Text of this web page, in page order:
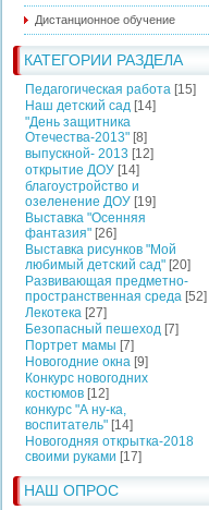
Дистанционное обучение
КАТЕГОРИИ РАЗДЕЛА
Педагогическая работа [15]
Наш детский сад [14]
"День защитника
Отечества-2013" [8]
выпускной- 2013 [12]
открытие ДОУ [14]
благоустройство и
озеленение ДОУ [19]
Выставка "Осенняя
фантазия" [26]
Выставка рисунков "Мой
любимый детский сад" [20]
Развивающая предметно-
пространственная среда [52]
Лекотека [27]
Безопасный пешеход [7]
Портрет мамы [7]
Новогодние окна [9]
Конкурс новогодних
костюмов [12]
конкурс "А ну-ка,
воспитатель" [14]
Новогодняя открытка-2018
своими руками [17]
НАШ ОПРОС